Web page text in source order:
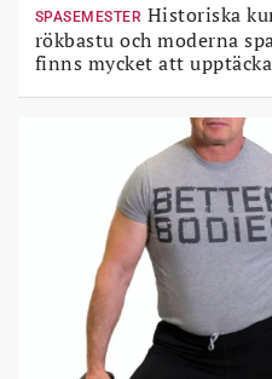
SPASEMESTER Historiska
rökbastu och moderna
finns mycket att